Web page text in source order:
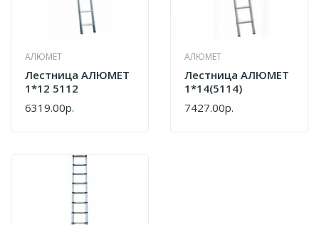
АЛЮМЕТ
Лестница АЛЮМЕТ
1*12 5112
6319.00р.
АЛЮМЕТ
Лестница АЛЮМЕТ
1*14(5114)
7427.00р.